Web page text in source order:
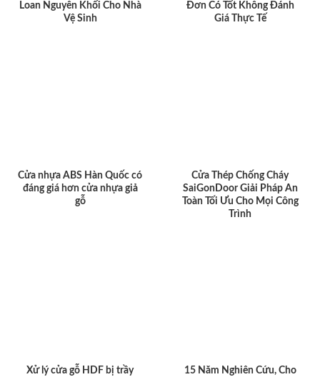
Loan Nguyên Khối Cho Nhà
Vệ Sinh
Đơn Có Tốt Không Đánh
Giá Thực Tế
Cửa nhựa ABS Hàn Quốc có
đáng giá hơn cửa nhựa giả
gỗ
Cửa Thép Chống Cháy
SaiGonDoor Giải Pháp An
Toàn Tối Ưu Cho Mọi Công
Trình
Xử lý cửa gỗ HDF bị trầy
15 Năm Nghiên Cứu, Cho